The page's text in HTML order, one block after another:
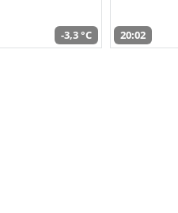
-3,3 °C 20:02